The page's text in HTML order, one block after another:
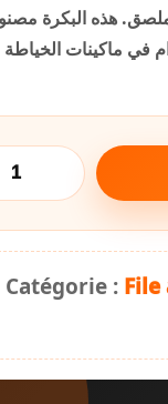
497 بوضوح على الملصق. هذه
للاستخدام في ماكينات
Catégorie : File